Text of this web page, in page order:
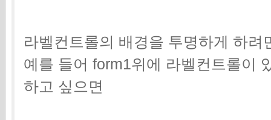
라벨컨트롤의 배경을 투명하게 하
예를 들어 form1위에 라벨컨트롤이
하고 싶으면